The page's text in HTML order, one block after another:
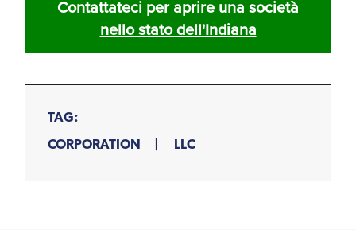
Contattateci per aprire una società
nello stato dell'Indiana
TAG:
CORPORATION
LLC